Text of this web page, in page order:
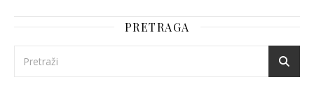
PRETRAGA